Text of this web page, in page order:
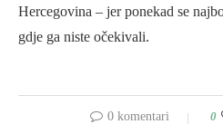
Hercegovina – jer ponekad se
gdje ga niste očekivali.
0 komentari 0